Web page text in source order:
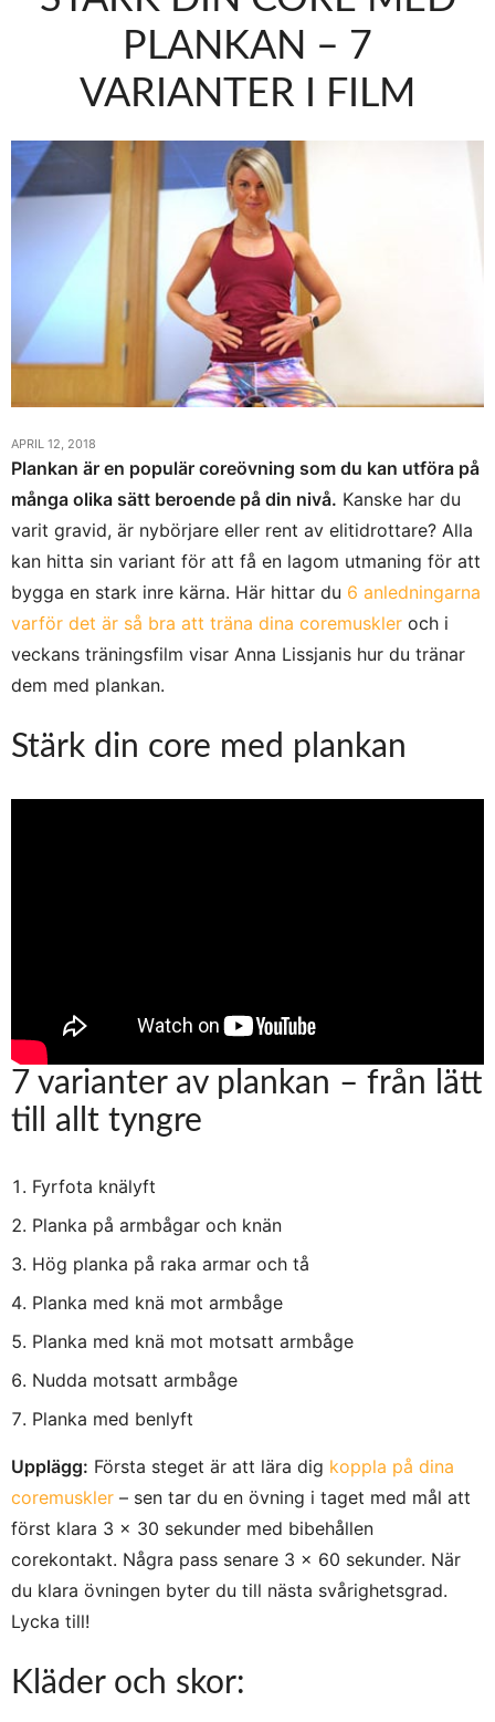
PLANKAN – 7
VARIANTER I FILM
APRIL 12, 2018
Plankan är en populär coreövning som du kan utföra på
många olika sätt beroende på din nivå. Kanske har du
varit gravid, är nybörjare eller rent av elitidrottare? Alla
kan hitta sin variant för att få en lagom utmaning för att
bygga en stark inre kärna. Här hittar du 6 anledningarna
varför det är så bra att träna dina coremuskler och i
veckans träningsfilm visar Anna Lissjanis hur du tränar
dem med plankan.
Stärk din core med plankan
7 varianter av plankan – från lätt
till allt tyngre
Fyrfota knälyft
Planka på armbågar och knän
Hög planka på raka armar och tå
Planka med knä mot armbåge
Planka med knä mot motsatt armbåge
Nudda motsatt armbåge
Planka med benlyft
Upplägg: Första steget är att lära dig koppla på dina
coremuskler – sen tar du en övning i taget med mål att
först klara 3 x 30 sekunder med bibehållen
corekontakt. Några pass senare 3 x 60 sekunder. När
du klara övningen byter du till nästa svårighetsgrad.
Lycka till!
Kläder och skor: